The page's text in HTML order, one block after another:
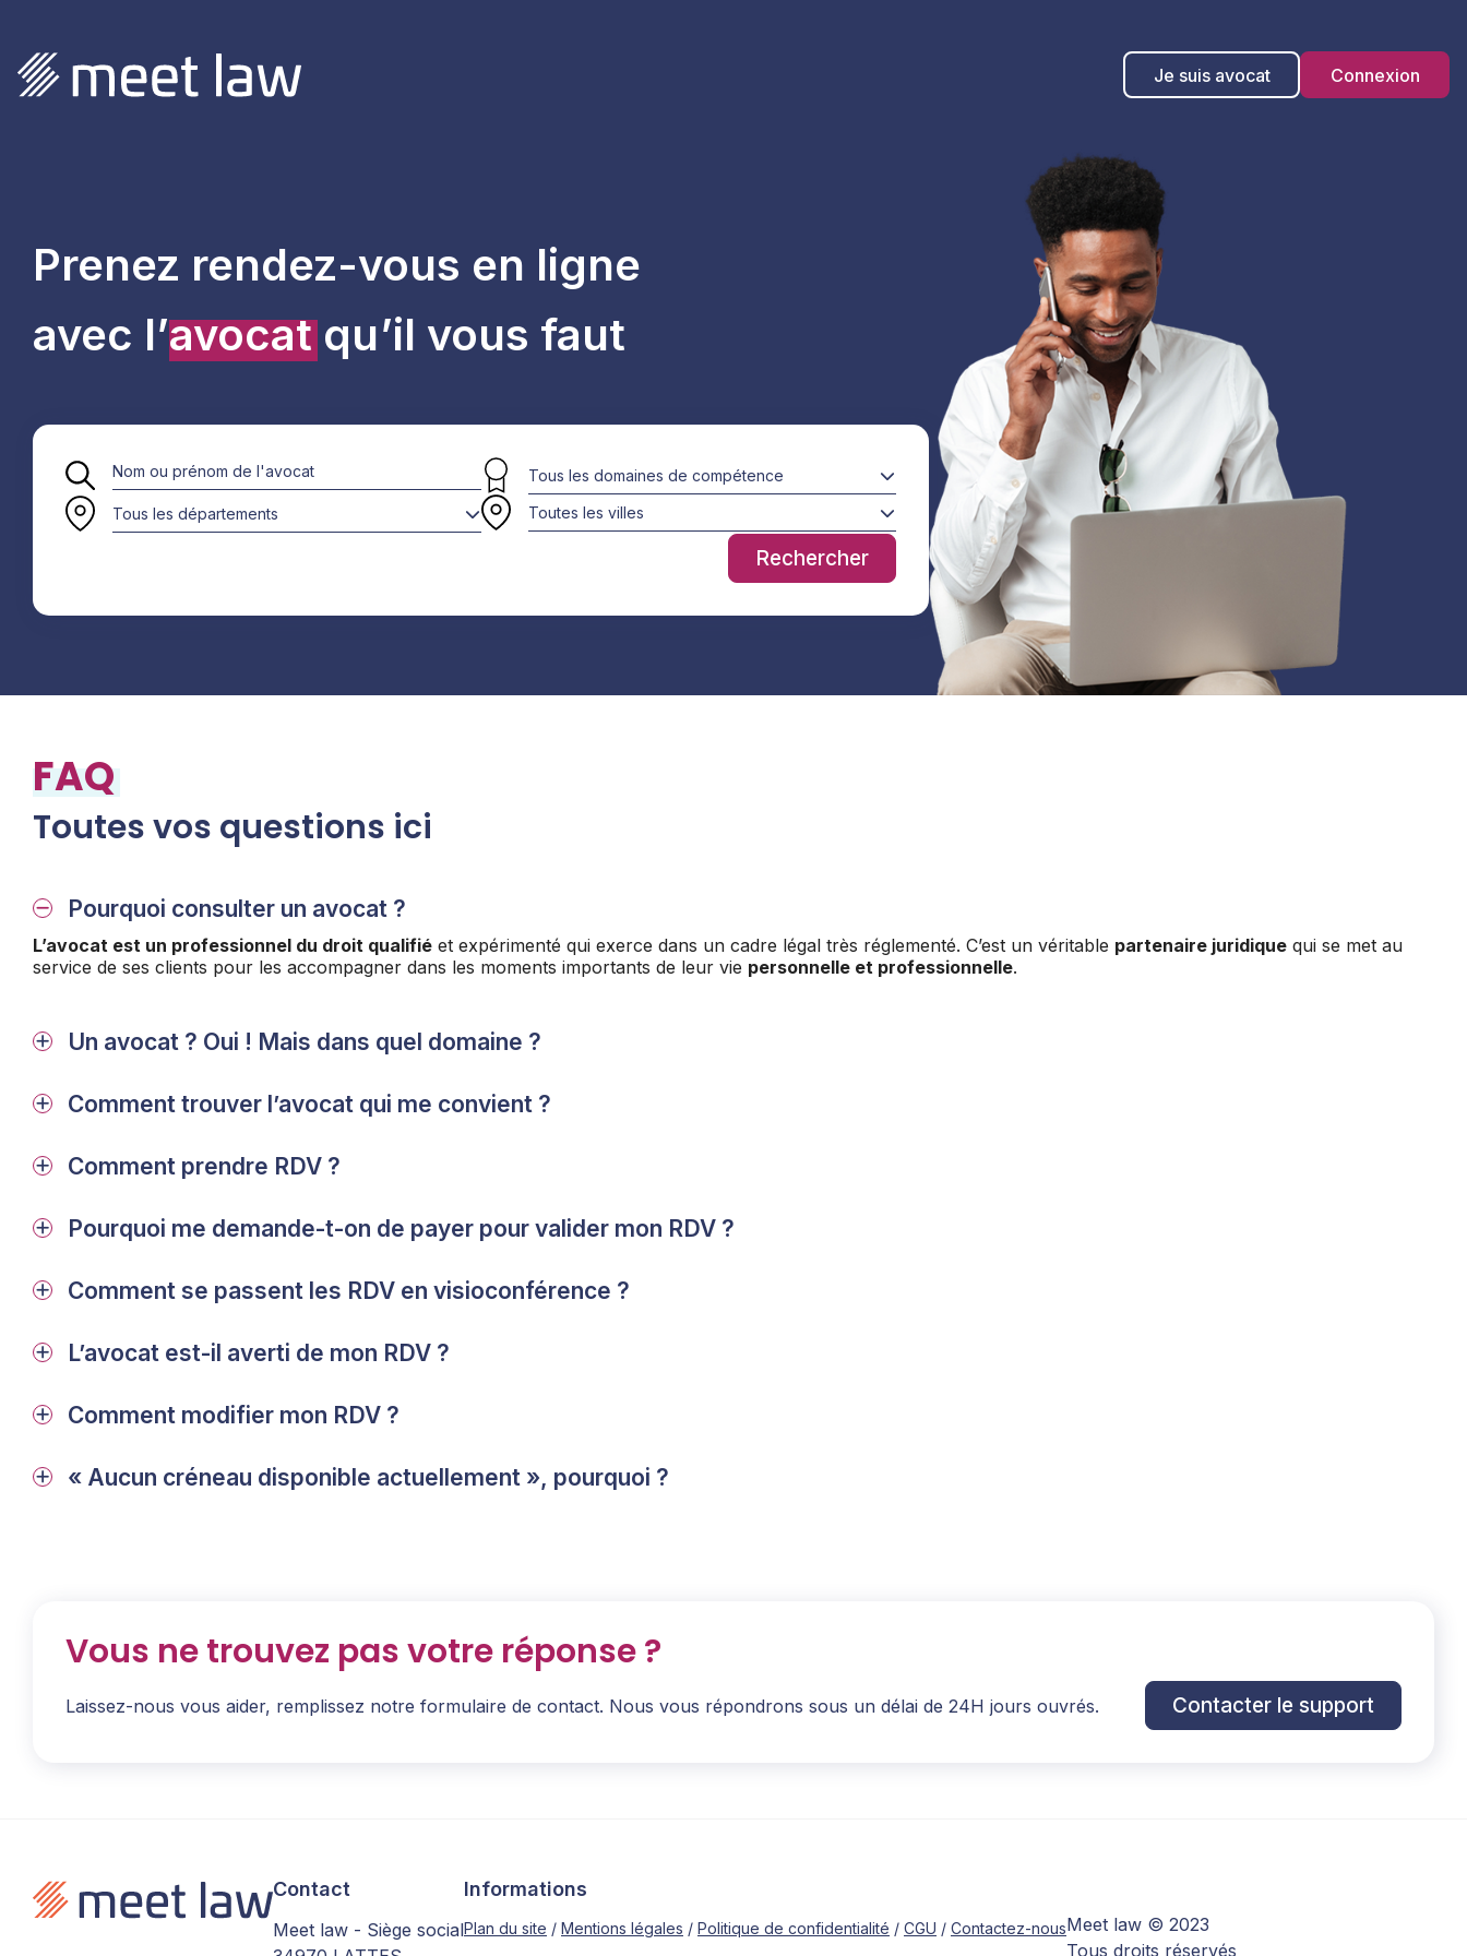
Je suis avocat Connexion
Prenez rendez-vous en ligne
avec l’avocatqu’il vous faut
Tous les départements Toutes les villes
Tous les domaines de compétence
Rechercher
FAQ
Toutes vos questions ici
Pourquoi consulter un avocat ?
L’avocat est un professionnel du droit qualifié et expérimenté qui exerce dans un cadre légal très réglementé. C’est un véritable partenaire juridique qui se met au
service de ses clients pour les accompagner dans les moments importants de leur vie personnelle et professionnelle.
Un avocat ? Oui ! Mais dans quel domaine ?
Comment trouver l’avocat qui me convient ?
Comment prendre RDV ?
Pourquoi me demande-t-on de payer pour valider mon RDV ?
Comment se passent les RDV en visioconférence ?
L’avocat est-il averti de mon RDV ?
Comment modifier mon RDV ?
« Aucun créneau disponible actuellement », pourquoi ?
Vous ne trouvez pas votre réponse ?
Laissez-nous vous aider, remplissez notre formulaire de contact. Nous vous répondrons sous un délai de 24H jours ouvrés. Contacter le support
Contact
Meet law - Siège social
Informations
Plan du site Mentions légales Politique de confidentialité CGU Contactez-nousMeet law © 2023
Tous droits réservés